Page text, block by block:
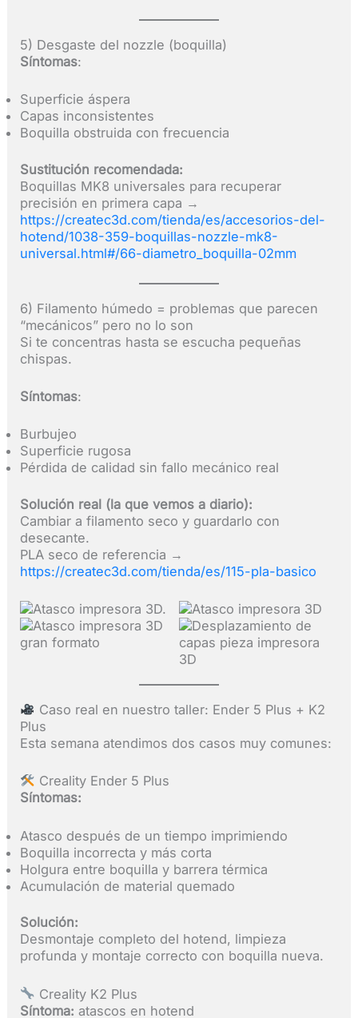
5) Desgaste del nozzle (boquilla)
Síntomas:
Superficie áspera
Capas inconsistentes
Boquilla obstruida con frecuencia
Sustitución recomendada:
Boquillas MK8 universales para recuperar
precisión en primera capa →
https://createc3d.com/tienda/es/accesorios-del-
hotend/1038-359-boquillas-nozzle-mk8-
universal.html#/66-diametro_boquilla-02mm
6) Filamento húmedo = problemas que parecen
“mecánicos” pero no lo son
Si te concentras hasta se escucha pequeñas
chispas.
Síntomas:
Burbujeo
Superficie rugosa
Pérdida de calidad sin fallo mecánico real
Solución real (la que vemos a diario):
Cambiar a filamento seco y guardarlo con
desecante.
PLA seco de referencia →
https://createc3d.com/tienda/es/115-pla-basico
Caso real en nuestro taller: Ender 5 Plus + K2
Plus
Esta semana atendimos dos casos muy comunes:
Creality Ender 5 Plus
Síntomas:
Atasco después de un tiempo imprimiendo
Boquilla incorrecta y más corta
Holgura entre boquilla y barrera térmica
Acumulación de material quemado
Solución:
Desmontaje completo del hotend, limpieza
profunda y montaje correcto con boquilla nueva.
Creality K2 Plus
Síntoma: atascos en hotend